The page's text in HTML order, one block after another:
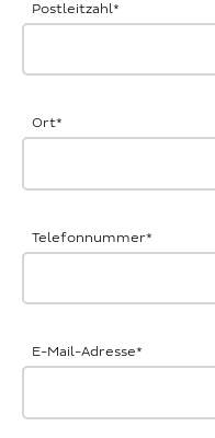
Postleitzahl*
Ort*
Telefonnummer*
E-Mail-Adresse*